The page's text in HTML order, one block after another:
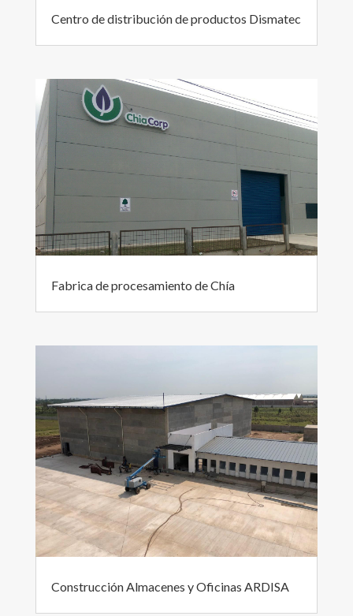
Centro de distribución de productos Dismatec
Fabrica de procesamiento de Chía
Construcción Almacenes y Oficinas ARDISA